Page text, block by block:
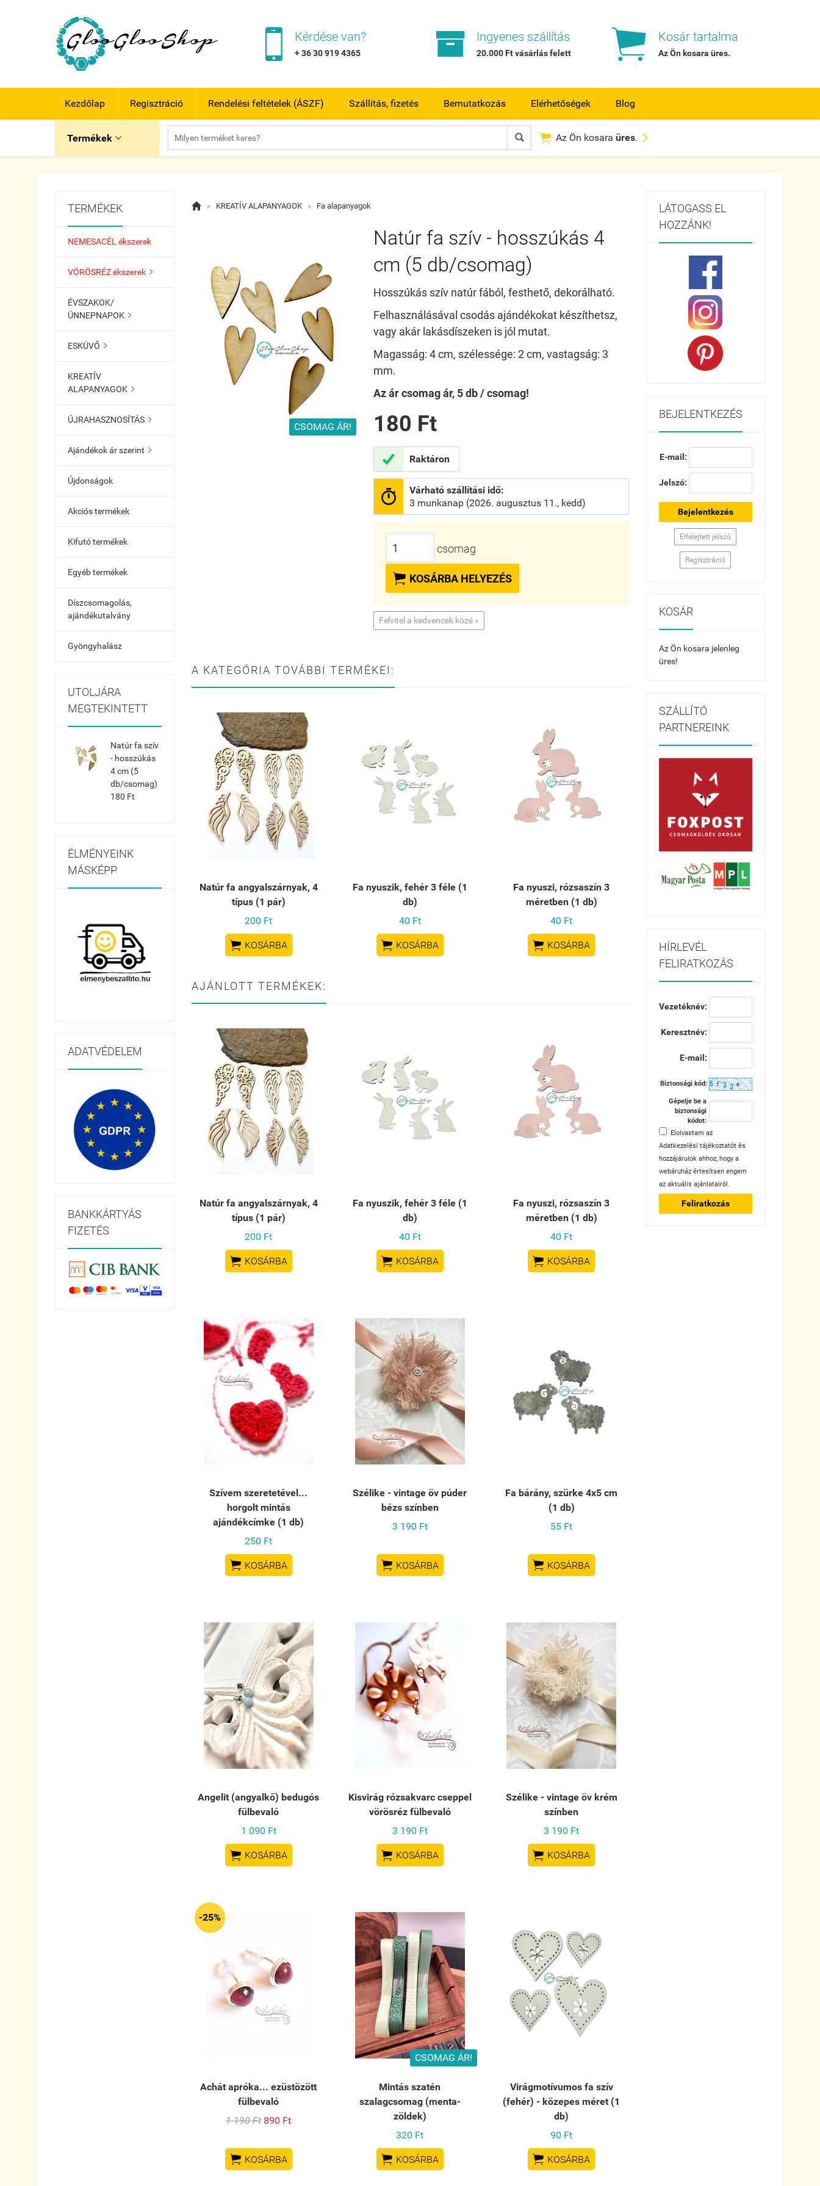
 Kérdése van?
+ 36 30 919 4365  Ingyenes szállítás
20.000 Ft vásárlás felett  Kosár tartalma
Az Ön kosaraüres.
Kezdőlap Regisztráció Rendelési feltételek (ÁSZF) Szállítás, fizetés Bemutatkozás Elérhetőségek Blog
Termékek    Az Ön kosara üres. 
TERMÉKEK
NEMESACÉL ékszerek
VÖRÖSRÉZ ékszerek 
ÉVSZAKOK/
ÜNNEPNAPOK 
ESKÜVŐ 
KREATÍV
ALAPANYAGOK 
ÚJRAHASZNOSÍTÁS 
Ajándékok ár szerint 
Újdonságok
Akciós termékek
Kifutó termékek
Egyéb termékek
Díszcsomagolás,
ajándékutalvány
Gyöngyhalász
UTOLJÁRA
MEGTEKINTETT
Natúr fa szív
- hosszúkás
4 cm (5
db/csomag)
180 Ft
ÉLMÉNYEINK
MÁSKÉPP
ADATVÉDELEM
BANKKÁRTYÁS
FIZETÉS
 » KREATÍV ALAPANYAGOK » Fa alapanyagok
CSOMAG ÁR!
Natúr fa szív - hosszúkás 4
cm (5 db/csomag)
Hosszúkás szív natúr fából, festhető, dekorálható.
Felhasználásával csodás ajándékokat készíthetsz,
vagy akár lakásdíszeken is jól mutat.
Magasság: 4 cm, szélessége: 2 cm, vastagság: 3
mm.
Az ár csomag ár, 5 db / csomag!
180 Ft
 Raktáron

Várható szállítási idő:
3 munkanap (2026. augusztus 11., kedd)
csomag
 KOSÁRBA HELYEZÉS
Felvitel a kedvencek közé »
A KATEGÓRIA TOVÁBBI TERMÉKEI:
Natúr fa angyalszárnyak, 4
típus (1 pár)
200 Ft
 KOSÁRBA
Fa nyuszik, fehér 3 féle (1
db)
40 Ft
 KOSÁRBA
Fa nyuszi, rózsaszín 3
méretben (1 db)
40 Ft
 KOSÁRBA
AJÁNLOTT TERMÉKEK:
Natúr fa angyalszárnyak, 4
típus (1 pár)
200 Ft
 KOSÁRBA
Fa nyuszik, fehér 3 féle (1
db)
40 Ft
 KOSÁRBA
Fa nyuszi, rózsaszín 3
méretben (1 db)
40 Ft
 KOSÁRBA
Szívem szeretetével...
horgolt mintás
ajándékcímke (1 db)
250 Ft
 KOSÁRBA
Szélike - vintage öv púder
bézs színben
3 190 Ft
 KOSÁRBA
Fa bárány, szürke 4x5 cm
(1 db)
55 Ft
 KOSÁRBA
Angelit (angyalkő) bedugós
fülbevaló
1 090 Ft
 KOSÁRBA
Kisvirág rózsakvarc cseppel
vörösréz fülbevaló
3 190 Ft
 KOSÁRBA
Szélike - vintage öv krém
színben
3 190 Ft
 KOSÁRBA
-25%
Achát apróka... ezüstözött
fülbevaló
1 190 Ft 890 Ft
 KOSÁRBA
CSOMAG ÁR!
Mintás szatén
szalagcsomag (menta-
zöldek)
320 Ft
 KOSÁRBA
Virágmotívumos fa szív
(fehér) - közepes méret (1
db)
90 Ft
 KOSÁRBA
LÁTOGASS EL
HOZZÁNK!
BEJELENTKEZÉS
E-mail:
Jelszó:
Bejelentkezés
Elfelejtett jelszó
Regisztráció
KOSÁR
Az Ön kosara jelenleg
üres!
SZÁLLÍTÓ
PARTNEREINK
HÍRLEVÉL
FELIRATKOZÁS
Vezetéknév:
Keresztnév:
E-mail:
Biztonsági kód:
Gépelje be a
biztonsági
kódot:
Elolvastam az
Adatkezelési tájékoztatótés
hozzájárulok ahhoz, hogy a
webáruház értesítsen engem
az aktuális ajánlatairól.
Feliratkozás